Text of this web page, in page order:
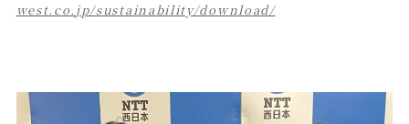
west.co.jp/sustainability/download/